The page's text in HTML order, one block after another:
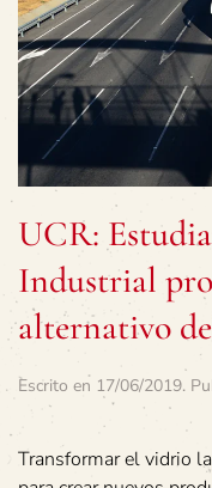
UCR:
Industrial
alternativo
Escrito en 17/06/2019.
Transformar el vidrio